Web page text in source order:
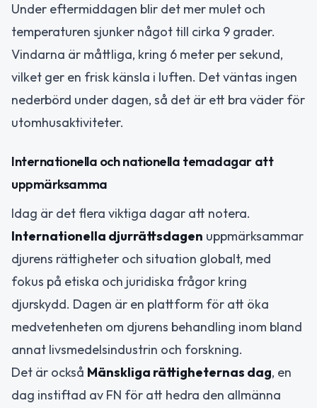
Under eftermiddagen blir det mer mulet och
temperaturen sjunker något till cirka 9 grader.
Vindarna är måttliga, kring 6 meter per sekund,
vilket ger en frisk känsla i luften. Det väntas ingen
nederbörd under dagen, så det är ett bra väder för
utomhusaktiviteter.
Internationella och nationella temadagar att
uppmärksamma
Idag är det flera viktiga dagar att notera.
Internationella djurrättsdagen uppmärksammar
djurens rättigheter och situation globalt, med
fokus på etiska och juridiska frågor kring
djurskydd. Dagen är en plattform för att öka
medvetenheten om djurens behandling inom bland
annat livsmedelsindustrin och forskning.
Det är också Mänskliga rättigheternas dag, en
dag instiftad av FN för att hedra den allmänna